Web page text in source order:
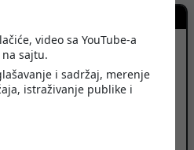
video sa YouTube-a
sajtu.
i sadržaj, merenje
istraživanje publike i